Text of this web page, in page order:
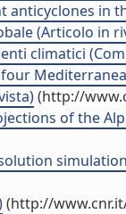
anticyclones in
(Articolo in
climatici
(http://
of the
(http://